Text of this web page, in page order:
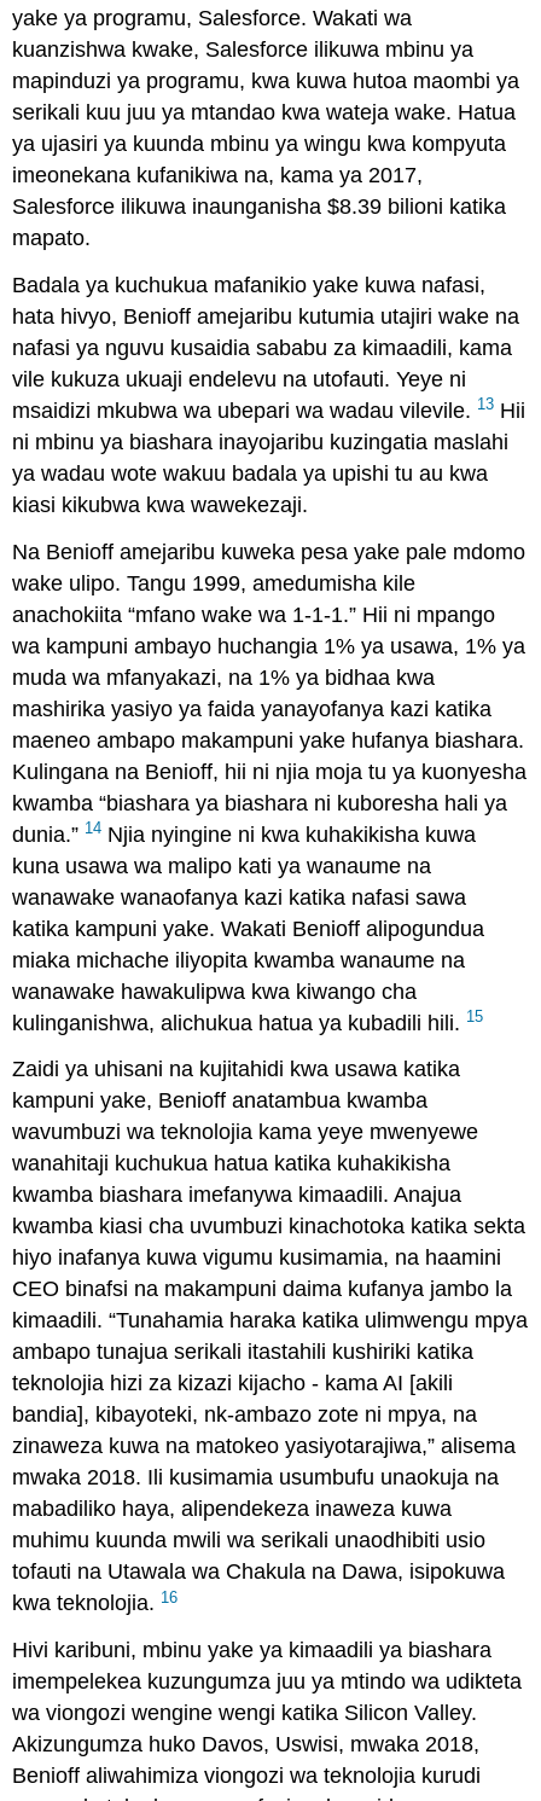
yake ya programu, Salesforce. Wakati wa
kuanzishwa kwake, Salesforce ilikuwa mbinu ya
mapinduzi ya programu, kwa kuwa hutoa maombi ya
serikali kuu juu ya mtandao kwa wateja wake. Hatua
ya ujasiri ya kuunda mbinu ya wingu kwa kompyuta
imeonekana kufanikiwa na, kama ya 2017,
Salesforce ilikuwa inaunganisha $8.39 bilioni katika
mapato.
Badala ya kuchukua mafanikio yake kuwa nafasi,
hata hivyo, Benioff amejaribu kutumia utajiri wake na
nafasi ya nguvu kusaidia sababu za kimaadili, kama
vile kukuza ukuaji endelevu na utofauti. Yeye ni
msaidizi mkubwa wa ubepari wa wadau vilevile. 13 Hii
ni mbinu ya biashara inayojaribu kuzingatia maslahi
ya wadau wote wakuu badala ya upishi tu au kwa
kiasi kikubwa kwa wawekezaji.
Na Benioff amejaribu kuweka pesa yake pale mdomo
wake ulipo. Tangu 1999, amedumisha kile
anachokiita “mfano wake wa 1-1-1.” Hii ni mpango
wa kampuni ambayo huchangia 1% ya usawa, 1% ya
muda wa mfanyakazi, na 1% ya bidhaa kwa
mashirika yasiyo ya faida yanayofanya kazi katika
maeneo ambapo makampuni yake hufanya biashara.
Kulingana na Benioff, hii ni njia moja tu ya kuonyesha
kwamba “biashara ya biashara ni kuboresha hali ya
dunia.” 14 Njia nyingine ni kwa kuhakikisha kuwa
kuna usawa wa malipo kati ya wanaume na
wanawake wanaofanya kazi katika nafasi sawa
katika kampuni yake. Wakati Benioff alipogundua
miaka michache iliyopita kwamba wanaume na
wanawake hawakulipwa kwa kiwango cha
kulinganishwa, alichukua hatua ya kubadili hili. 15
Zaidi ya uhisani na kujitahidi kwa usawa katika
kampuni yake, Benioff anatambua kwamba
wavumbuzi wa teknolojia kama yeye mwenyewe
wanahitaji kuchukua hatua katika kuhakikisha
kwamba biashara imefanywa kimaadili. Anajua
kwamba kiasi cha uvumbuzi kinachotoka katika sekta
hiyo inafanya kuwa vigumu kusimamia, na haamini
CEO binafsi na makampuni daima kufanya jambo la
kimaadili. “Tunahamia haraka katika ulimwengu mpya
ambapo tunajua serikali itastahili kushiriki katika
teknolojia hizi za kizazi kijacho - kama AI [akili
bandia], kibayoteki, nk-ambazo zote ni mpya, na
zinaweza kuwa na matokeo yasiyotarajiwa,” alisema
mwaka 2018. Ili kusimamia usumbufu unaokuja na
mabadiliko haya, alipendekeza inaweza kuwa
muhimu kuunda mwili wa serikali unaodhibiti usio
tofauti na Utawala wa Chakula na Dawa, isipokuwa
kwa teknolojia. 16
Hivi karibuni, mbinu yake ya kimaadili ya biashara
imempelekea kuzungumza juu ya mtindo wa udikteta
wa viongozi wengine wengi katika Silicon Valley.
Akizungumza huko Davos, Uswisi, mwaka 2018,
Benioff aliwahimiza viongozi wa teknolojia kurudi